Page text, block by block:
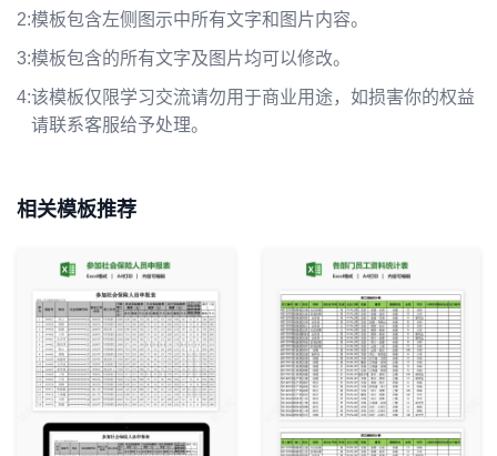
2:模板包含左侧图示中所有文字和图片内容。
3:模板包含的所有文字及图片均可以修改。
4:该模板仅限学习交流请勿用于商业用途，如损害你的权益
请联系客服给予处理。
相关模板推荐